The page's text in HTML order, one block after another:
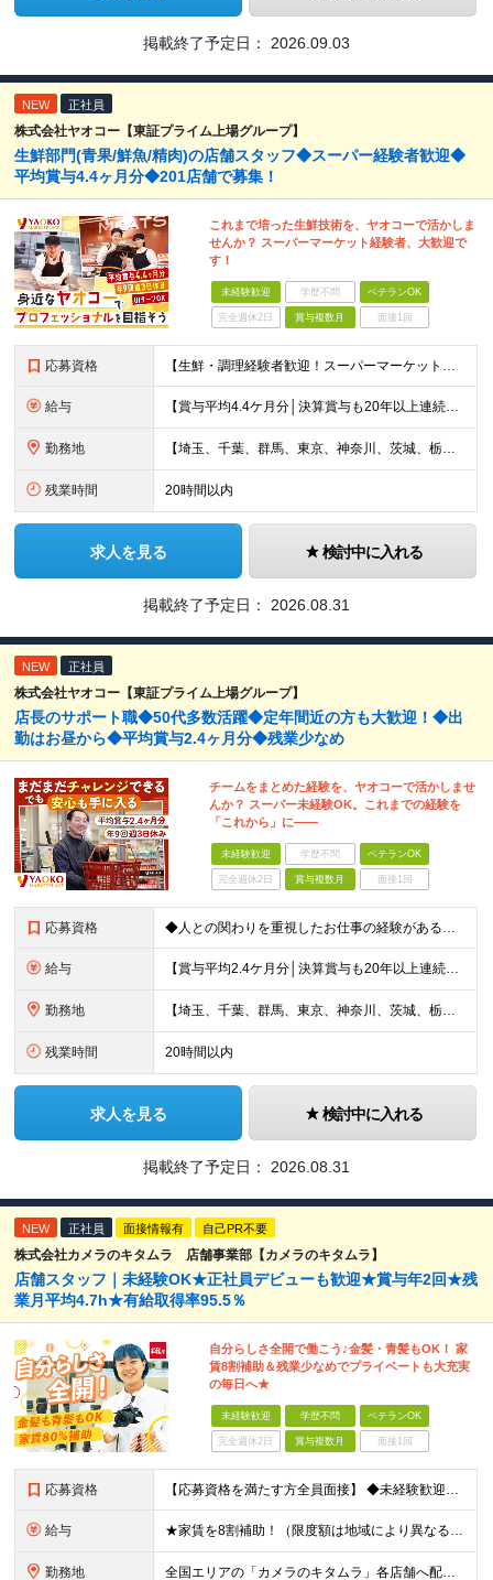
掲載終了予定日： 2026.09.03
NEW 正社員
株式会社ヤオコー【東証プライム上場グループ】
生鮮部門(青果/鮮魚/精肉)の店舗スタッフ◆スーパー経験者歓迎◆
平均賞与4.4ヶ月分◆201店舗で募集！
これまで培った生鮮技術を、ヤオコーで活かしま
せんか？ スーパーマーケット経験者、大歓迎で
す！
未経験歓迎 学歴不問 ベテランOK
完全週休2日 賞与複数月 面接1回
応募資格 【生鮮・調理経験者歓迎！スーパーマーケット経験者は特に歓迎します◎】 ◆高卒以上 ◆いずれかのご経験をお持ちの方 ・スーパーの生鮮売場（鮮魚・精肉・青果）での勤務経験がある方 ・鮮魚専門店や精肉専門店
給与 【賞与平均4.4ケ月分│決算賞与も20年以上連続で支給中！】 ◆月給：258,400円～418,000円＋残業代＋各種手当 ※給与は前職での経験、スキルを考慮し、決定します ※残業代は全額支給します
勤務地 【埼玉、千葉、群馬、東京、神奈川、茨城、栃木の各店舗で積極採用中！U・Iターン歓迎】 【群馬県】 安中/伊勢崎/太田/桐生/高崎/館林/富岡/ 中之条/藤岡/前橋 【茨城県】 古河/取手/竜ヶ崎
残業時間 20時間以内
求人を見る 検討中に入れる
掲載終了予定日： 2026.08.31
NEW 正社員
株式会社ヤオコー【東証プライム上場グループ】
店長のサポート職◆50代多数活躍◆定年間近の方も大歓迎！◆出
勤はお昼から◆平均賞与2.4ヶ月分◆残業少なめ
チームをまとめた経験を、ヤオコーで活かしませ
んか？ スーパー未経験OK。これまでの経験を
「これから」に――
未経験歓迎 学歴不問 ベテランOK
完全週休2日 賞与複数月 面接1回
応募資格 ◆人との関わりを重視したお仕事の経験がある方 とくにチームをまとめた経験がある方を歓迎します ┗例えば… □スーパーマーケット・ホームセンター・ドラッグストアなどの 小売業でチームをまと
給与 【賞与平均2.4ケ月分│決算賞与も20年以上連続で支給中！】 ＜月収例＞ 月収29万円（地域限定正社員／残業代・各種手当含む） 月収26万円（契約社員／残業代・各種手当含む） ◆月給：月給258,
勤務地 【埼玉、千葉、群馬、東京、神奈川、茨城、栃木の各店舗で積極採用中！U・Iターン歓迎】 【群馬県】 安中/伊勢崎/太田/桐生/高崎/館林/富岡/ 中之条/藤岡/前橋 【茨城県】 古河/取手/竜ヶ崎
残業時間 20時間以内
求人を見る 検討中に入れる
掲載終了予定日： 2026.08.31
NEW 正社員 面接情報有 自己PR不要
株式会社カメラのキタムラ 店舗事業部【カメラのキタムラ】
店舗スタッフ｜未経験OK★正社員デビューも歓迎★賞与年2回★残
業月平均4.7h★有給取得率95.5％
自分らしさ全開で働こう♪金髪・青髪もOK！ 家
賃8割補助＆残業少なめでプライベートも大充実
の毎日へ★
未経験歓迎 学歴不問 ベテランOK
完全週休2日 賞与複数月 面接1回
応募資格 【応募資格を満たす方全員面接】 ◆未経験歓迎！活躍のフィールドは全国！ ◆学歴不問 ◆第二新卒も活躍中 ◆35歳以下の方（若年層の長期キャリア形成を図るため）
給与 ★家賃を8割補助！（限度額は地域により異なる） ※転勤による引っ越しが発生する場合 ＝＝＝＝＝＝＝＝＝＝＝＝＝＝＝＝＝＝＝＝＝＝＝ 例えば、家賃7.5万円なら6万円は会社で負担。 あなたが支払うのは、
勤務地 全国エリアの「カメラのキタムラ」各店舗へ配属となります ※最初の配属先は希望を最大限考慮した上で決定します ▼詳しい勤務地住所は下記URLをご確認ください。 https://sss.kitamur